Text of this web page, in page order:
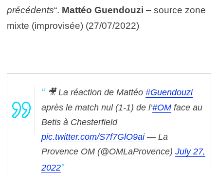
précédents“. Mattéo Guendouzi – source zone
mixte (improvisée) (27/07/2022)
🎥 La réaction de Mattéo #Guendouzi
après le match nul (1-1) de l’#OM face au
Betis à Chesterfield
pic.twitter.com/S7f7GlO9ai — La
Provence OM (@OMLaProvence) July 27,
2022